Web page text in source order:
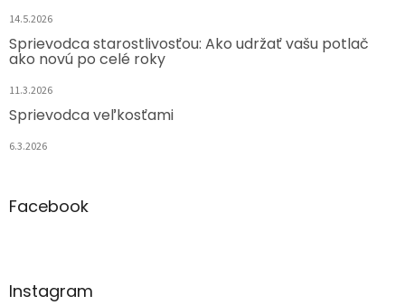
14.5.2026
Sprievodca starostlivosťou: Ako udržať vašu potlač
ako novú po celé roky
11.3.2026
Sprievodca veľkosťami
6.3.2026
Facebook
Instagram